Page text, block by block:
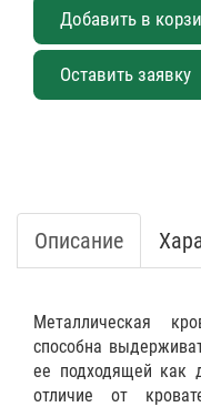
Добавить в
Оставить заявку
Описание
Металлическая
способна
ее подходящей как
отличие от